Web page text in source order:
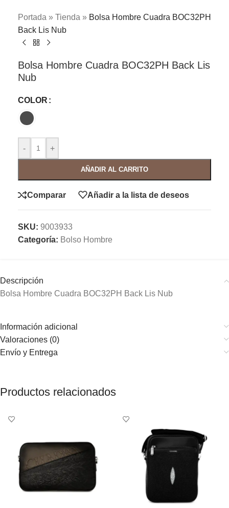
Portada » Tienda » Bolsa Hombre Cuadra BOC32PH
Back Lis Nub
Bolsa Hombre Cuadra BOC32PH Back Lis
Nub
COLOR
- +
AÑADIR AL CARRITO
Comparar Añadir a la lista de deseos
SKU: 9003933
Categoría: Bolso Hombre
Descripción
Bolsa Hombre Cuadra BOC32PH Back Lis Nub
Información adicional
Valoraciones (0)
Envío y Entrega
Productos relacionados